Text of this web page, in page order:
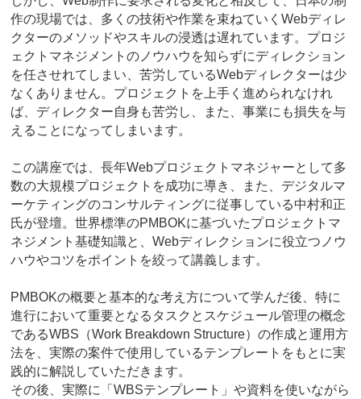
作の現場では、多くの技術や作業を束ねていくWebディレ
クターのメソッドやスキルの浸透は遅れています。プロジ
ェクトマネジメントのノウハウを知らずにディレクション
を任させれてしまい、苦労しているWebディレクターは少
なくありません。プロジェクトを上手く進められなけれ
ば、ディレクター自身も苦労し、また、事業にも損失を与
えることになってしまいます。
この講座では、長年Webプロジェクトマネジャーとして多
数の大規模プロジェクトを成功に導き、また、デジタルマ
ーケティングのコンサルティングに従事している中村和正
氏が登壇。世界標準のPMBOKに基づいたプロジェクトマ
ネジメント基礎知識と、Webディレクションに役立つノウ
ハウやコツをポイントを絞って講義します。
PMBOKの概要と基本的な考え方について学んだ後、特に
進行において重要となるタスクとスケジュール管理の概念
であるWBS（Work Breakdown Structure）の作成と運用方
法を、実際の案件で使用しているテンプレートをもとに実
践的に解説していただきます。
その後、実際に「WBSテンプレート」や資料を使いながら